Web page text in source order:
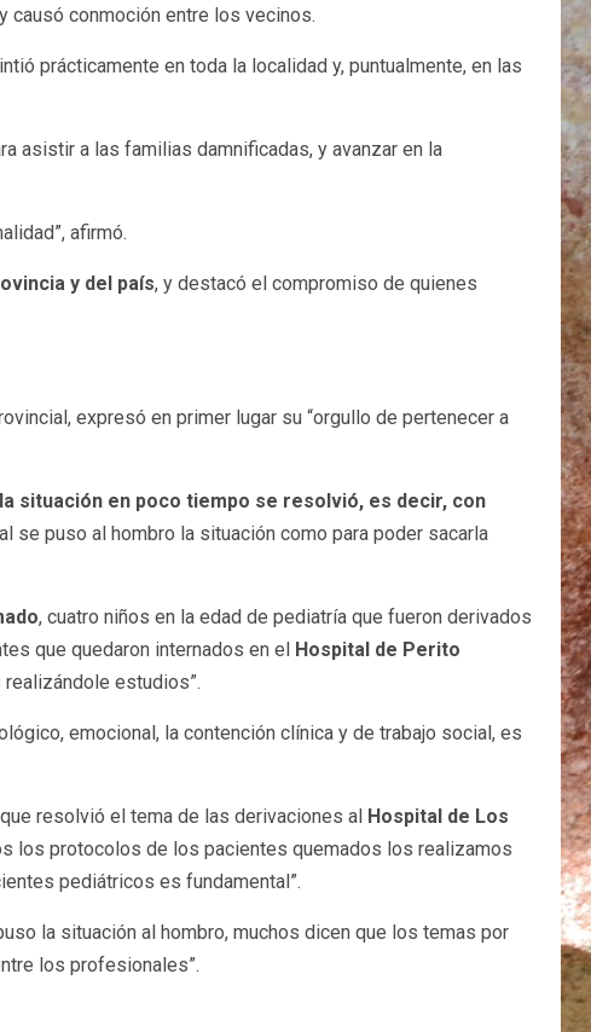
causó conmoción entre los vecinos.
prácticamente en toda la localidad y, puntualmente, en las
asistir a las familias damnificadas, y avanzar en la
afirmó.
y del país, y destacó el compromiso de quienes
expresó en primer lugar su “orgullo de pertenecer a
situación en poco tiempo se resolvió, es decir, con
se puso al hombro la situación como para poder sacarla
, cuatro niños en la edad de pediatría que fueron derivados
que quedaron internados en el Hospital de Perito
estudios”.
emocional, la contención clínica y de trabajo social, es
resolvió el tema de las derivaciones al Hospital de Los
los protocolos de los pacientes quemados los realizamos
pediátricos es fundamental”.
la situación al hombro, muchos dicen que los temas por
los profesionales”.